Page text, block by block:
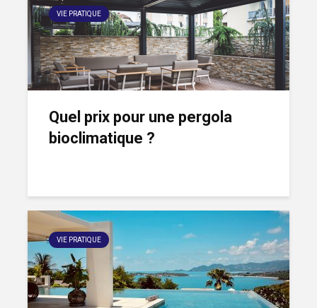
VIE PRATIQUE
Quel prix pour une pergola
bioclimatique ?
VIE PRATIQUE